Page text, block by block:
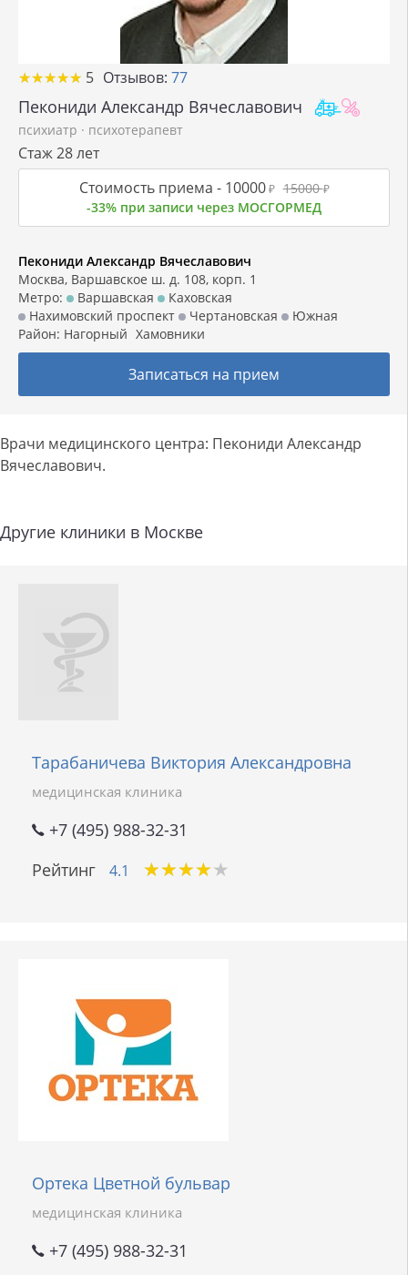
★★★★★
★★★★★ 5 Отзывов: 77
Пекониди Александр Вячеславович
психиатр · психотерапевт
Стаж 28 лет
Стоимость приема -10000₽ 15000₽
-33% при записи через МОСГОРМЕД
Пекониди Александр Вячеславович
Москва, Варшавское ш. д. 108, корп. 1
Метро:
Варшавская
Каховская
Нахимовский проспект
Чертановская
Южная
Район: Нагорный Хамовники
Записаться на прием
Врачи медицинского центра: Пекониди Александр
Вячеславович.
Другие клиники в Москве
Тарабаничева Виктория Александровна
медицинская клиника
+7 (495) 988-32-31
Рейтинг
4.1 ★★★★★
★★★★★
Ортека Цветной бульвар
медицинская клиника
+7 (495) 988-32-31